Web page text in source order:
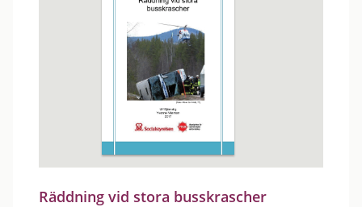
Räddning vid stora busskrascher